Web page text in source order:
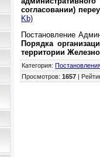
согласовании)
Kb)
Постановление
Порядка
территории
Категория:
Просмотров:1657